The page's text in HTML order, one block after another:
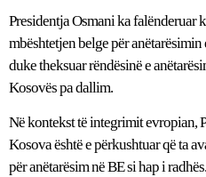
Presidentja Osmani ka falënderuar
mbështetjen belge për
duke theksuar rëndësinë e
Kosovës pa dallim.
Në kontekst të integrimit evropian,
Kosova është e përkushtuar që ta
për anëtarësim në BE si hap i radhës.